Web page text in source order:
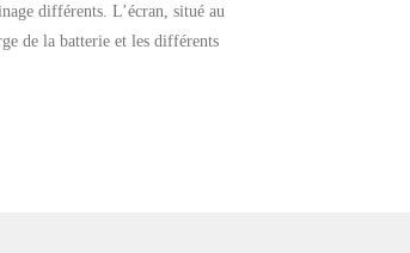
différents. L’écran, situé au
de la batterie et les différents